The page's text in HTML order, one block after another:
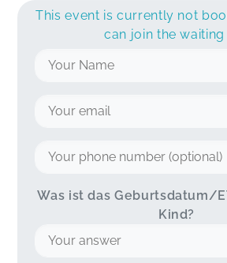
This event is currently not
can join the waiting
Was ist das Geburtsdatum/
Kind?